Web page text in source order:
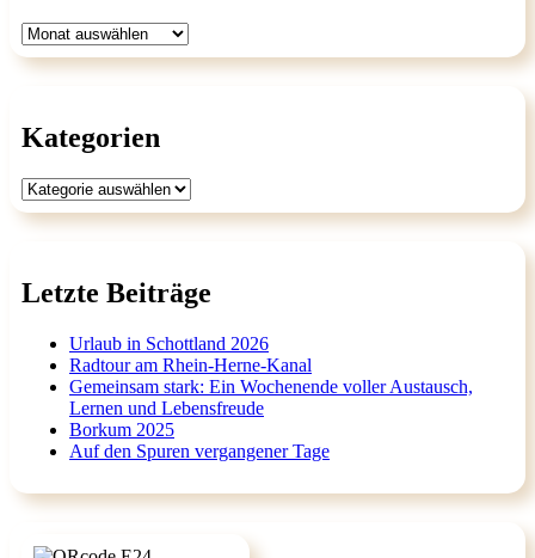
Archiv
Kategorien
Kategorien
Letzte Beiträge
Urlaub in Schottland 2026
Radtour am Rhein-Herne-Kanal
Gemeinsam stark: Ein Wochenende voller Austausch,
Lernen und Lebensfreude
Borkum 2025
Auf den Spuren vergangener Tage